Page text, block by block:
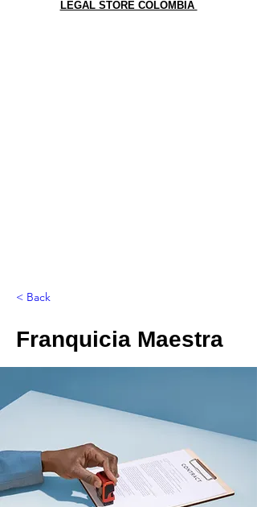
LEGAL STORE COLOMBIA
< Back
Franquicia Maestra